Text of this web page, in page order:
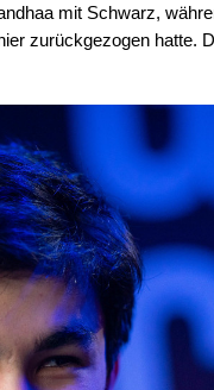
mit Schwarz,
zurückgezogen hatte.